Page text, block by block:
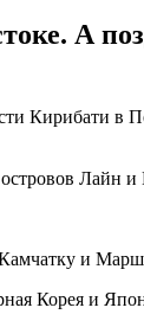
А
Кирибати в
Лайн и
и
Корея и